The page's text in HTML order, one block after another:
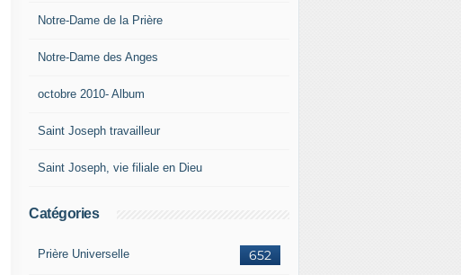
Notre-Dame de la Prière
Notre-Dame des Anges
octobre 2010- Album
Saint Joseph travailleur
Saint Joseph, vie filiale en Dieu
Catégories
652
Prière Universelle